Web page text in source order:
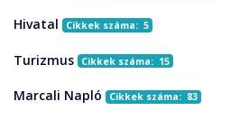
Hivatal Cikkek száma: 5
Turizmus Cikkek száma: 15
Marcali Napló Cikkek száma: 83